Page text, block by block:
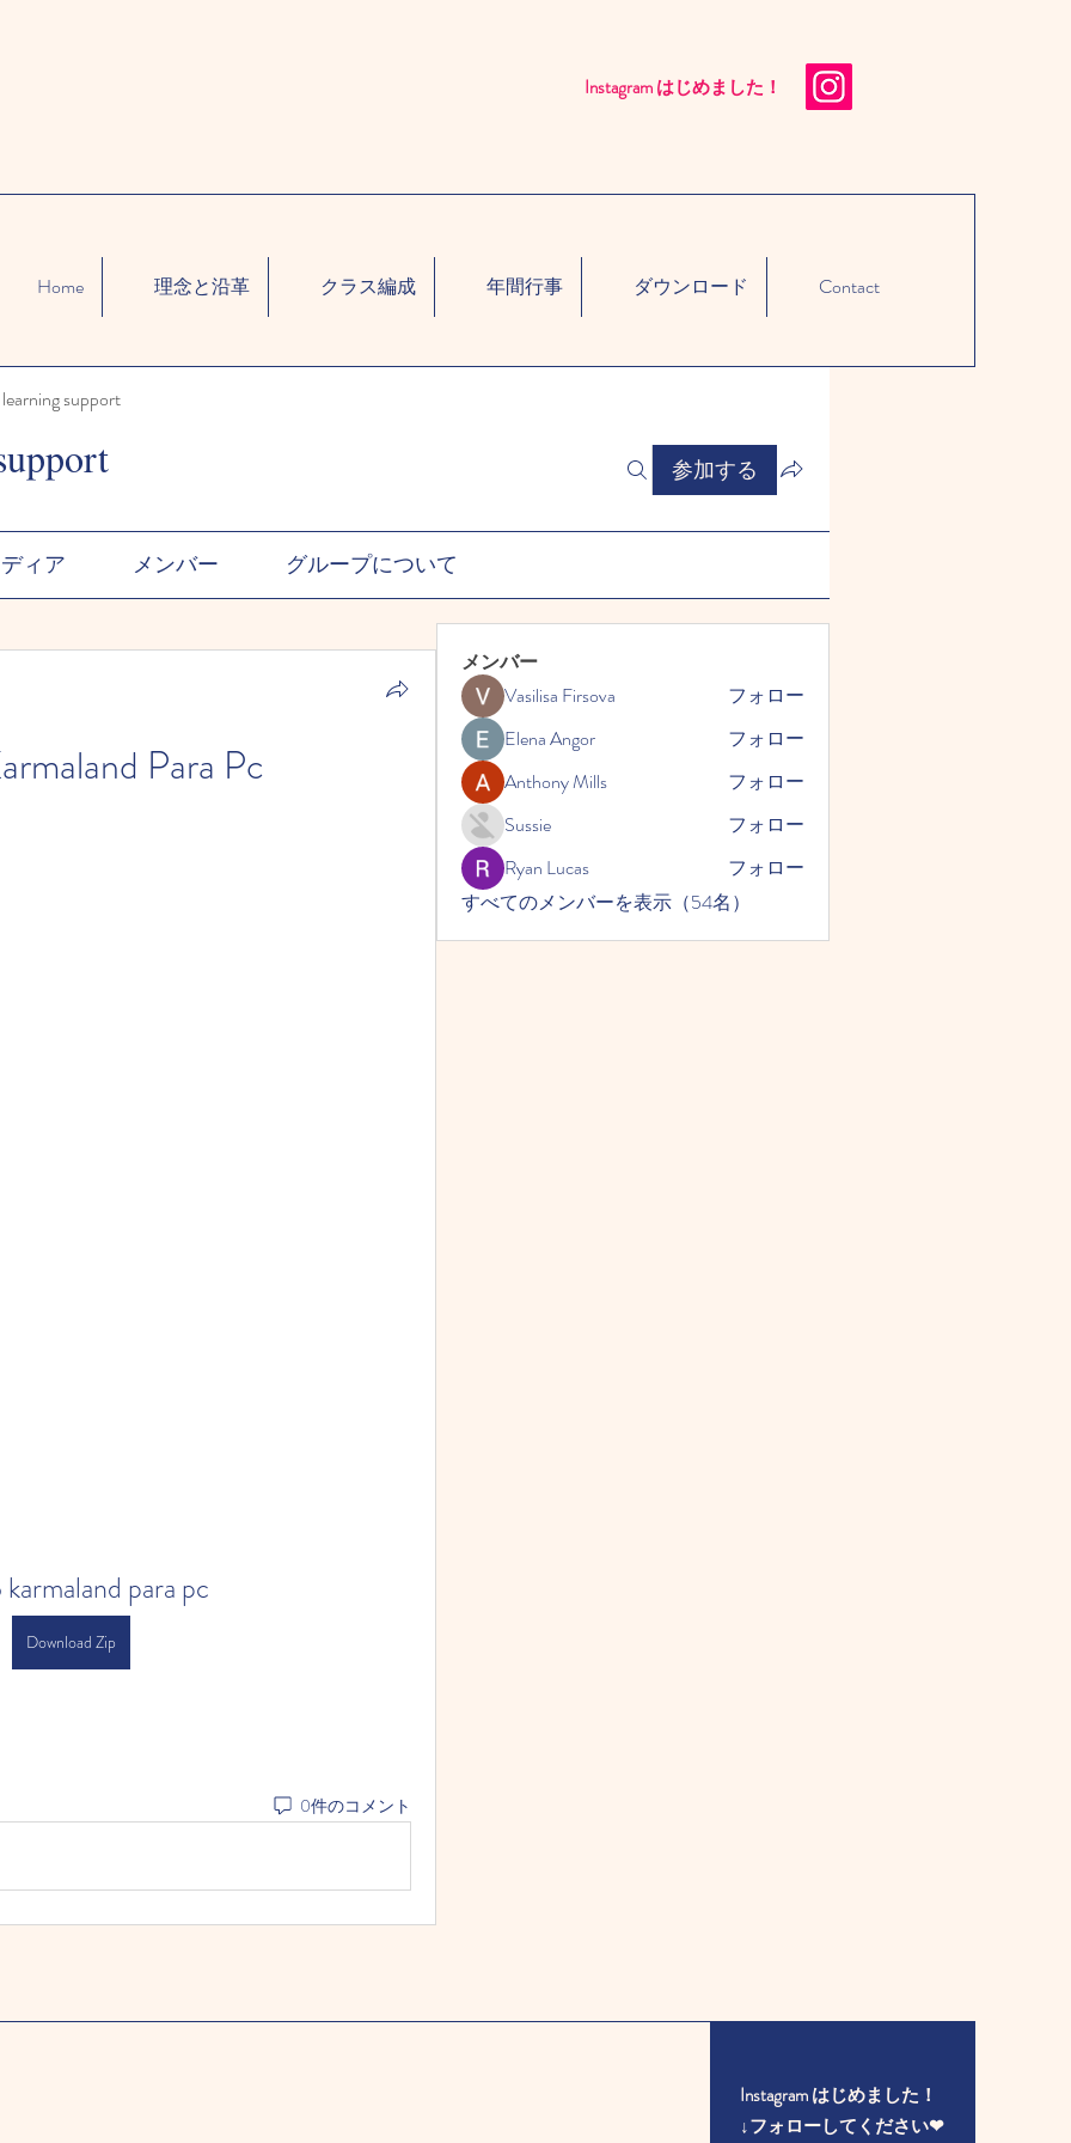
Instagram はじめました！​
Home 理念と沿革 クラス編成 年間行事 ダウンロード Contact
support
参加する
ィア メンバー グループについて
Para Pc
para pc
Download Zip
0件のコメント
メンバー
Vasilisa Firsova
フォロー
Elena Angor
フォロー
Anthony Mills
フォロー
Sussie
フォロー
Ryan Lucas
フォロー
すべてのメンバーを表示（54名）
Instagram はじめました！
​↓フォローしてください❤︎